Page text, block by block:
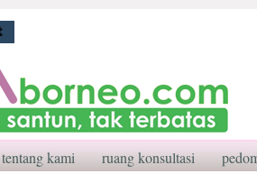
tentang kami ruang konsultasi